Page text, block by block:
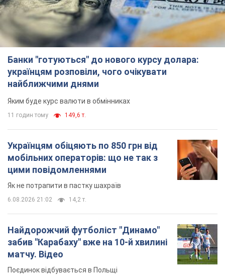
Банки "готуються" до нового курсу долара:
українцям розповіли, чого очікувати
найближчими днями
Яким буде курс валюти в обмінниках
11 годин тому 149,6 т.
Українцям обіцяють по 850 грн від
мобільних операторів: що не так з
цими повідомленнями
Як не потрапити в пастку шахраїв
6.08.2026 21:02 14,2 т.
Найдорожчий футболіст "Динамо"
забив "Карабаху" вже на 10-й хвилині
матчу. Відео
Поєдинок відбувається в Польщі